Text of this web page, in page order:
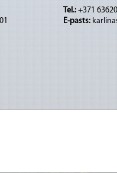
Tel.: +371
E-pasts: